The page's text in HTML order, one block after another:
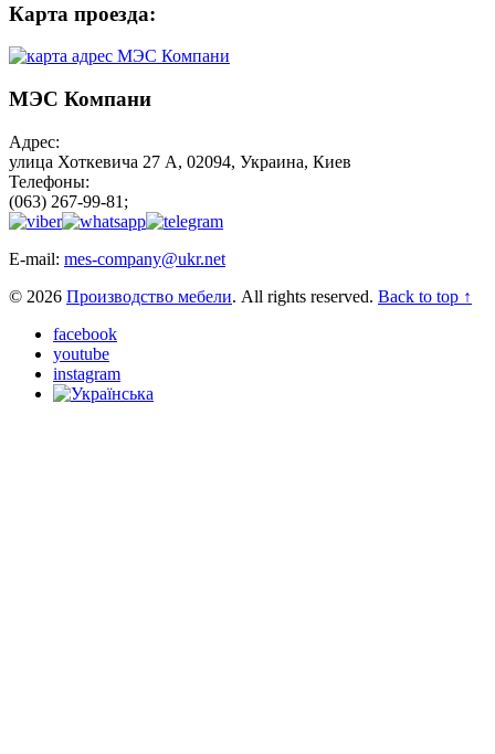
Карта проезда:
МЭС Компани
Адрес:
улица Хоткевича 27 А, 02094, Украина, Киев
Телефоны:
(063) 267-99-81;
E-mail: mes-company@ukr.net
© 2026 Производство мебели. All rights reserved. Back to top ↑
facebook
youtube
instagram